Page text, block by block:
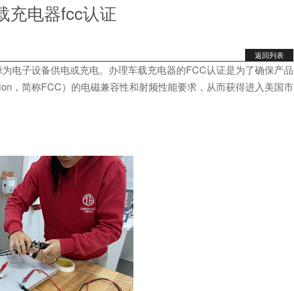
充电器fcc认证
返回列表
子设备供电或充电。办理车载充电器的FCC认证是为了确保产品
，简称FCC）的电磁兼容性和射频性能要求，从而获得进入美国市